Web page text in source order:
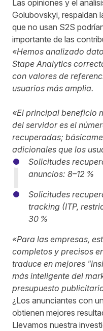
Las opiniones y el
Golubovskyi, respaldan
que no usan S2S
importante de las
«Hemos analizado
Stape Analytics
con valores de
usuarios más amplia.
«El principal beneficio
del servidor es el
recuperadas;
adicionales que los
Solicitudes
anuncios: 8–12 %
Solicitudes
tracking (ITP,
30 %
«Para las empresas,
completos y precisos
traduce en mejores
más inteligente del
presupuesto
¿Los anunciantes con
obtienen mejores
Llevamos nuestra